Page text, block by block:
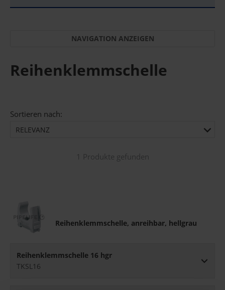
Reihenklemmschelle
Sortieren nach:
RELEVANZ
1 Produkte gefunden
Reihenklemmschelle, anreihbar, hellgrau
Reihenklemmschelle 16 hgr
TKSL16